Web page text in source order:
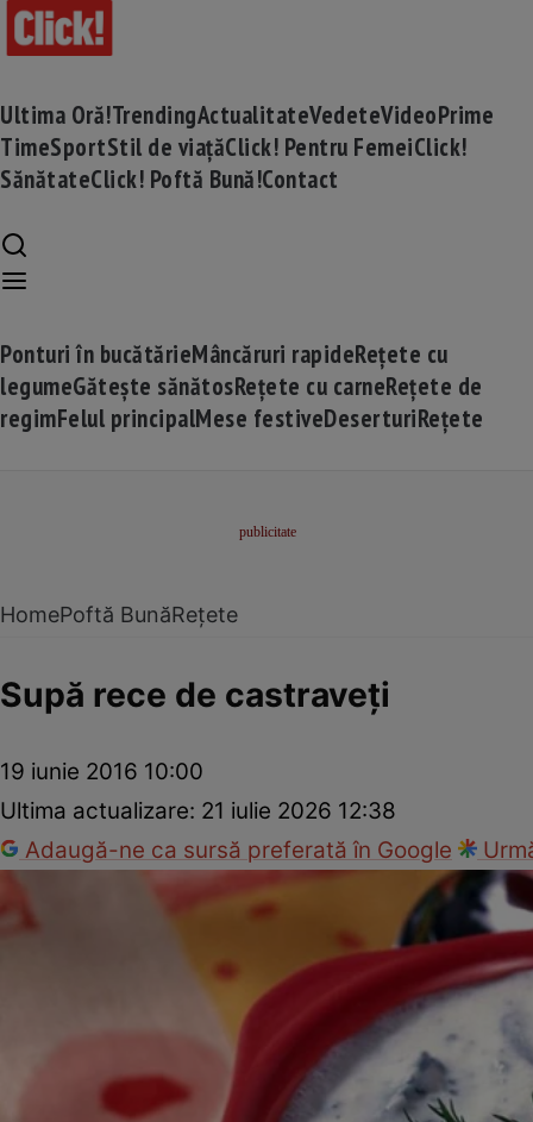
Ultima Oră!TrendingActualitateVedeteVideoPrime
TimeSportStil de viațăClick! Pentru FemeiClick!
SănătateClick! Poftă Bună!Contact
Ponturi în bucătărieMâncăruri rapideRețete cu
legumeGătește sănătosRețete cu carneRețete de
regimFelul principalMese festiveDeserturiRețete
HomePoftă BunăRețete
Supă rece de castraveţi
19 iunie 2016 10:00
Ultima actualizare: 21 iulie 2026 12:38
Adaugă-ne ca sursă preferată în Google